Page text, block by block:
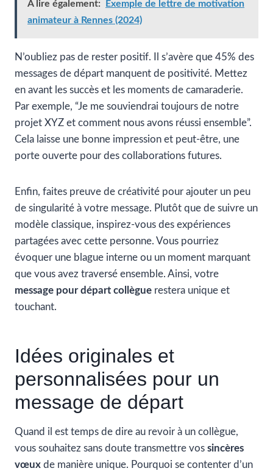
A lire également:
Exemple de lettre de motivation
animateur à Rennes (2024)
N’oubliez pas de rester positif. Il s’avère que 45% des
messages de départ manquent de positivité. Mettez
en avant les succès et les moments de camaraderie.
Par exemple, “Je me souviendrai toujours de notre
projet XYZ et comment nous avons réussi ensemble”.
Cela laisse une bonne impression et peut-être, une
porte ouverte pour des collaborations futures.
Enfin, faites preuve de créativité pour ajouter un peu
de singularité à votre message. Plutôt que de suivre un
modèle classique, inspirez-vous des expériences
partagées avec cette personne. Vous pourriez
évoquer une blague interne ou un moment marquant
que vous avez traversé ensemble. Ainsi, votre
message pour départ collègue restera unique et
touchant.
Idées originales et
personnalisées pour un
message de départ
Quand il est temps de dire au revoir à un collègue,
vous souhaitez sans doute transmettre vos sincères
vœux de manière unique. Pourquoi se contenter d’un